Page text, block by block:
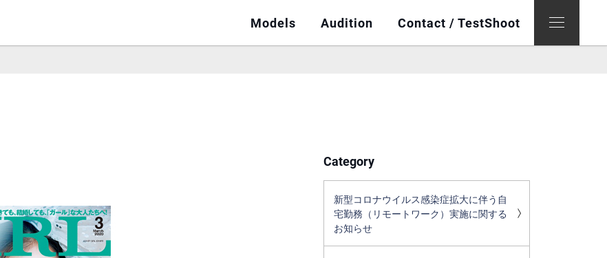
Models Audition Contact / TestShoot
Category
新型コロナウイルス感染症拡大に伴う自
宅勤務（リモートワーク）実施に関する
お知らせ